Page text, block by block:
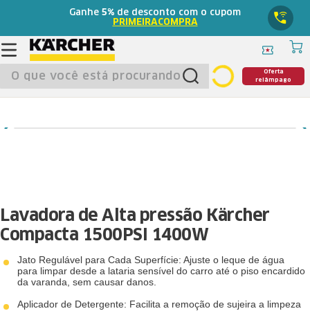
Ganhe 5% de desconto com o cupom
PRIMEIRACOMPRA
O que você está procurando?
Oferta
relâmpago
Lavadora de Alta pressão Kärcher
Compacta 1500PSI 1400W
Jato Regulável para Cada Superfície: Ajuste o leque de água
para limpar desde a lataria sensível do carro até o piso encardido
da varanda, sem causar danos.
Aplicador de Detergente: Facilita a remoção de sujeira a limpeza